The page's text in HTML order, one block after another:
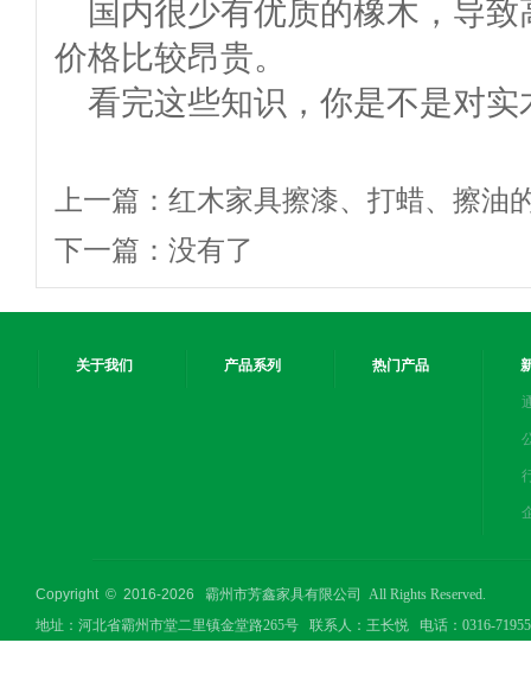
国内很少有优质的橡木，导
价格比较昂贵。
看完这些知识，你是不是对
上一篇： 红木家具擦漆、打蜡、擦油
下一篇： 没有了
关于我们 产品系列 热门产品
Copyright © 2016-2026
霸州市芳鑫家具有限公司 All Rights Reserved.
地址：河北省霸州市堂二里镇金堂路265号 联系人：王长悦 电话：0316-